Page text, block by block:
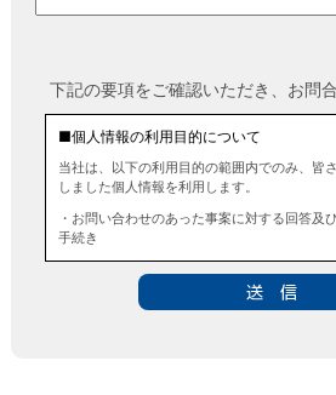
下記の要項をご確認いただき、お問
■個人情報の利用目的について
当社は、以下の利用目的の範囲内でのみ、皆
しました個人情報を利用します。
・お問い合わせのあった事案に対する回答及
手続き
■個人情報の第三者提供について